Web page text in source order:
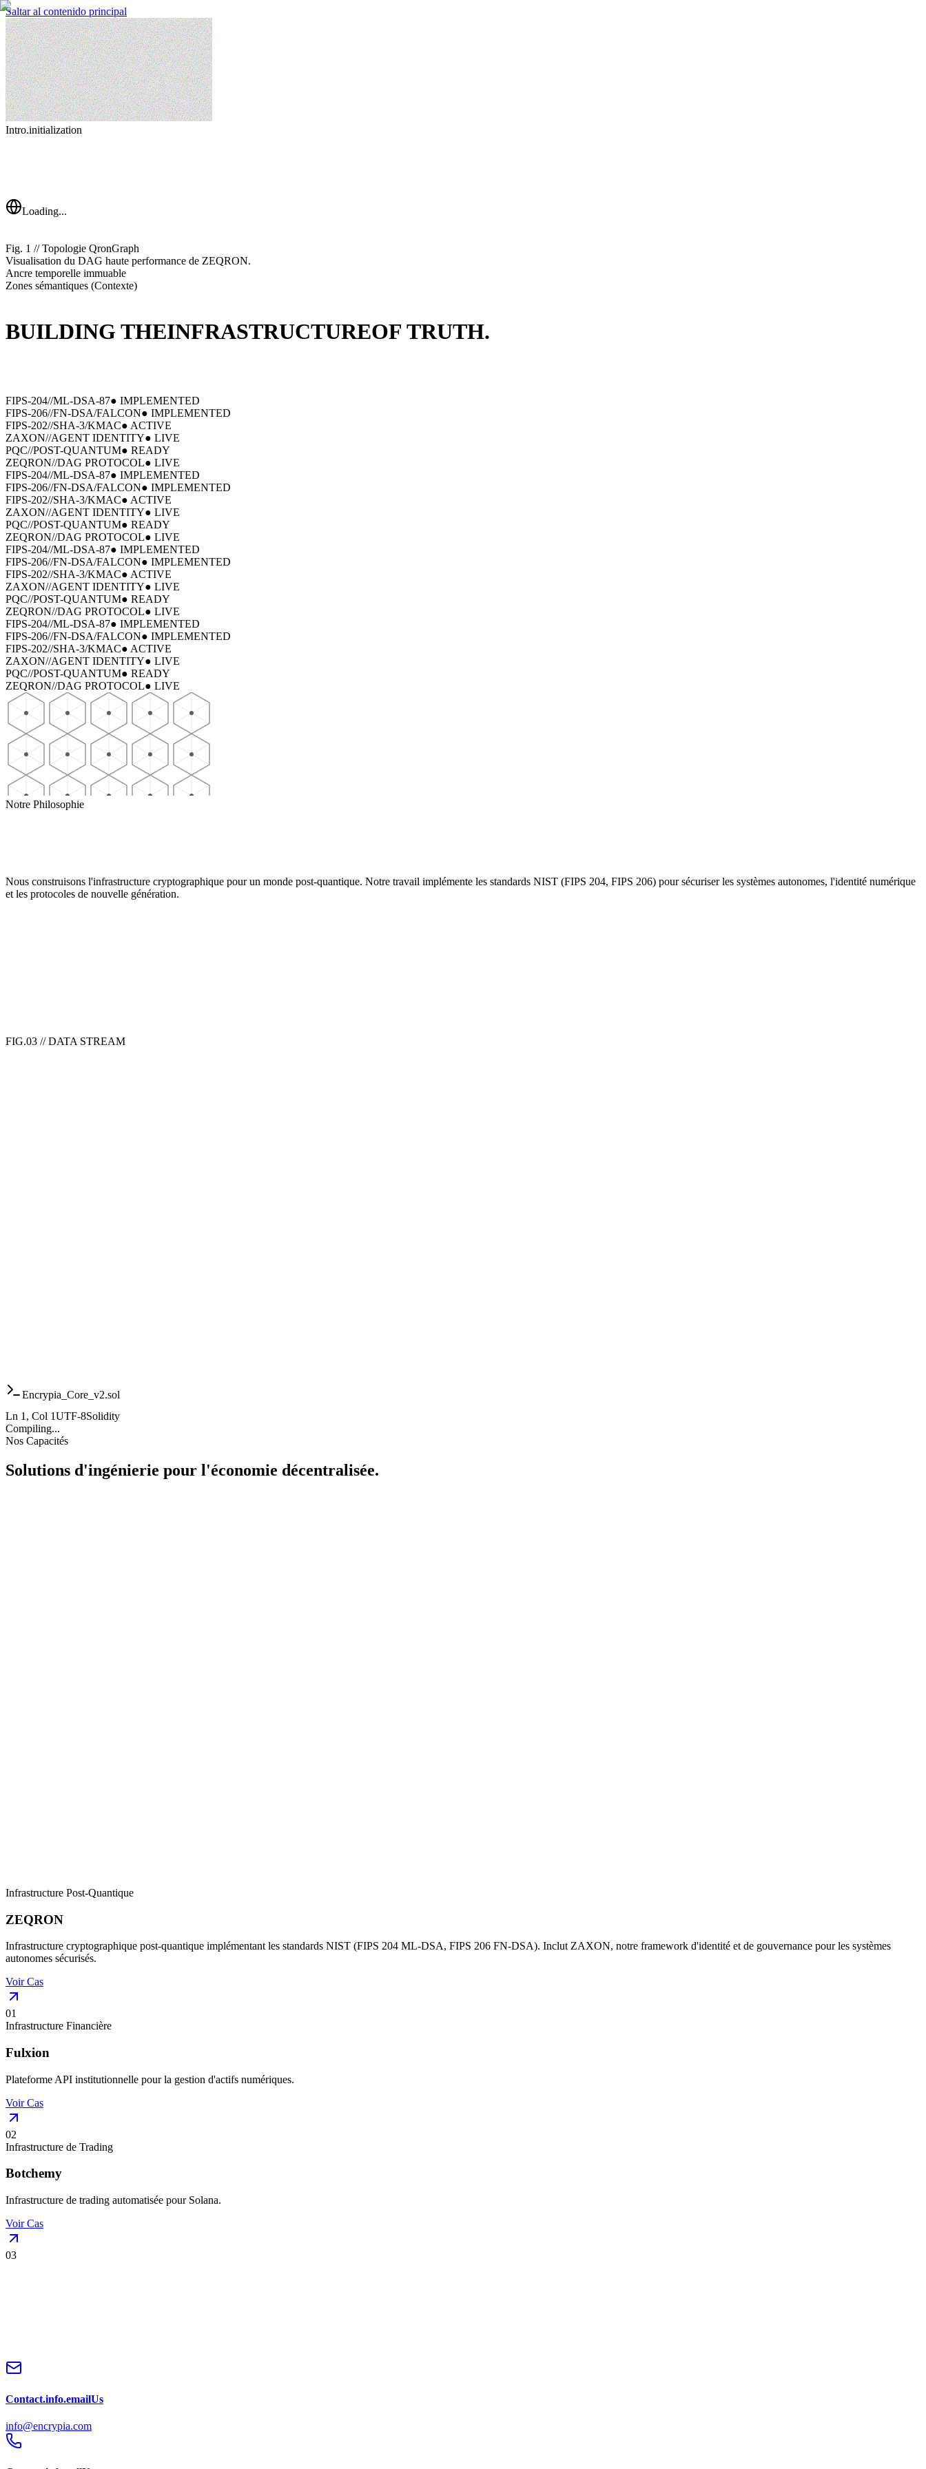
Saltar al contenido principal
Intro.initialization
Loading...
Fig. 1 // Topologie QronGraph
Visualisation du DAG haute performance de ZEQRON.
Ancre temporelle immuable
Zones sémantiques (Contexte)
BUILDING THEINFRASTRUCTUREOF TRUTH.
FIPS-204//ML-DSA-87● IMPLEMENTED
FIPS-206//FN-DSA/FALCON● IMPLEMENTED
FIPS-202//SHA-3/KMAC● ACTIVE
ZAXON//AGENT IDENTITY● LIVE
PQC//POST-QUANTUM● READY
ZEQRON//DAG PROTOCOL● LIVE
FIPS-204//ML-DSA-87● IMPLEMENTED
FIPS-206//FN-DSA/FALCON● IMPLEMENTED
FIPS-202//SHA-3/KMAC● ACTIVE
ZAXON//AGENT IDENTITY● LIVE
PQC//POST-QUANTUM● READY
ZEQRON//DAG PROTOCOL● LIVE
FIPS-204//ML-DSA-87● IMPLEMENTED
FIPS-206//FN-DSA/FALCON● IMPLEMENTED
FIPS-202//SHA-3/KMAC● ACTIVE
ZAXON//AGENT IDENTITY● LIVE
PQC//POST-QUANTUM● READY
ZEQRON//DAG PROTOCOL● LIVE
FIPS-204//ML-DSA-87● IMPLEMENTED
FIPS-206//FN-DSA/FALCON● IMPLEMENTED
FIPS-202//SHA-3/KMAC● ACTIVE
ZAXON//AGENT IDENTITY● LIVE
PQC//POST-QUANTUM● READY
ZEQRON//DAG PROTOCOL● LIVE
Notre Philosophie
Nous construisons l'infrastructure cryptographique pour un monde post-quantique. Notre travail implémente les standards NIST (FIPS 204, FIPS 206) pour sécuriser les systèmes autonomes, l'identité numérique
et les protocoles de nouvelle génération.
FIG.03 // DATA STREAM
Encrypia_Core_v2.sol
Ln 1, Col 1UTF-8Solidity
Compiling...
Nos Capacités
Solutions d'ingénierie pour l'économie décentralisée.
Infrastructure Post-Quantique
ZEQRON
Infrastructure cryptographique post-quantique implémentant les standards NIST (FIPS 204 ML-DSA, FIPS 206 FN-DSA). Inclut ZAXON, notre framework d'identité et de gouvernance pour les systèmes
autonomes sécurisés.
Voir Cas
01
Infrastructure Financière
Fulxion
Plateforme API institutionnelle pour la gestion d'actifs numériques.
Voir Cas
02
Infrastructure de Trading
Botchemy
Infrastructure de trading automatisée pour Solana.
Voir Cas
03